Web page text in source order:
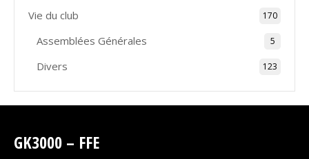
Vie du club 170
Assemblées Générales 5
Divers 123
GK3000 – FFE